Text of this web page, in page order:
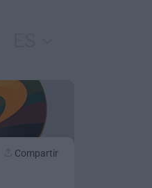
Compartir